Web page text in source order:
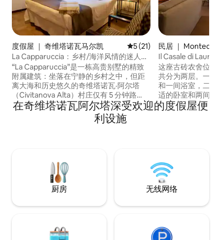
度假屋 ｜ 奇维塔诺瓦马尔凯 平均评分 5 分（满分 5 分）
5 (21)
La Capparuccia：乡村/海洋风情的迷人附
属建筑
“La Capparuccia”是一栋高贵别墅的精致
附属建筑：坐落在宁静的乡村之中，但距
离大海和历史悠久的奇维塔诺瓦·阿尔塔
（Civitanova Alta）村庄仅有 5 分钟路
程。 这是一栋布置精心的独立房屋：最适
合两人入住，环境轻松优雅，还有一个位
民居 ｜
Il Casale di Laura
这座古砖农舍位于老
共分为两层。一楼
和一间浴室，二楼
适的卧室和两间浴
客使用。 这里有
橄榄林。此外，农
在奇维塔诺瓦阿尔塔深受欢迎的度假屋便
利设施
厨房 无线网络